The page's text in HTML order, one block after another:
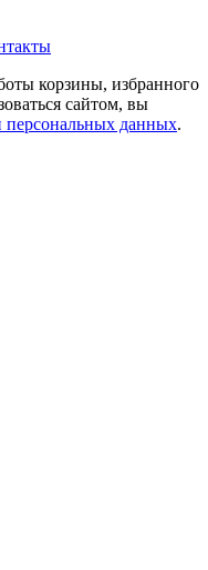
корзины, избранного
сайтом, вы
персональных данных.